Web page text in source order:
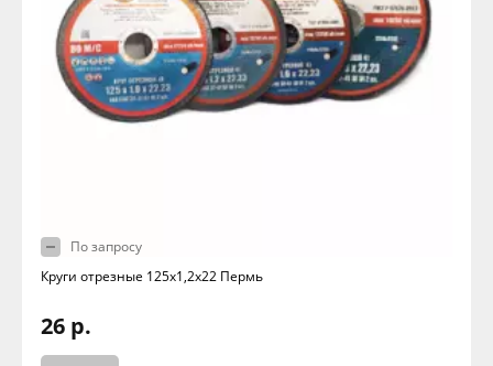
По запросу
Круги отрезные 125х1,2х22 Пермь
26 р.